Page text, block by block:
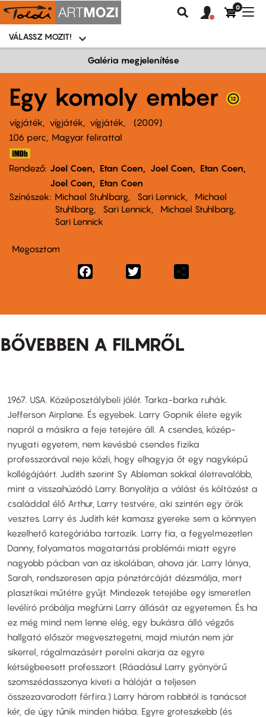
Moziválasztó
menü
VÁLASSZ MOZIT!
Keresés
Felhasználói
fiók
0
Galéria megjelenítése
Egy komoly ember
vígjáték vígjáték vígjáték
2009
106 perc,
Magyar felirattal
Rendező Joel Coen Etan Coen Joel Coen
Etan Coen
Joel Coen
Etan Coen
Színészek
Michael Stuhlbarg Sari Lennick
Michael
Stuhlbarg
Sari Lennick
Michael Stuhlbarg
Sari Lennick
Megosztom
Facebook
BŐVEBBEN A FILMRŐL
1967. USA. Középosztálybeli jólét. Tarka-barka ruhák.
Jefferson Airplane. És egyebek. Larry Gopnik élete egyik
napról a másikra a feje tetejére áll. A csendes, közép-
nyugati egyetem, nem kevésbé csendes fizika
professzorával neje közli, hogy elhagyja őt egy nagyképű
kollégájáért. Judith szerint Sy Ableman sokkal életrevalóbb,
mint a visszahúzódó Larry. Bonyolítja a válást és költözést a
családdal élő Arthur, Larry testvére, aki szintén egy örök
vesztes. Larry és Judith két kamasz gyereke sem a könnyen
kezelhető kategóriába tartozik. Larry fia, a fegyelmezetlen
Danny, folyamatos magatartási problémái miatt egyre
nagyobb pácban van az iskolában, ahova jár. Larry lánya,
Sarah, rendszeresen apja pénztárcáját dézsmálja, mert
plasztikai műtétre gyűjt. Mindezek tetejébe egy ismeretlen
levélíró próbálja megfúrni Larry állását az egyetemen. És ha
ez még mind nem lenne elég, egy bukásra álló végzős
hallgató először megvesztegetni, majd miután nem jár
sikerrel, rágalmazásért perelni akarja az egyre
kétségbeesett professzort. (Ráadásul Larry gyönyörű
szomszédasszonya kiveti a hálóját a teljesen
összezavarodott férfira.) Larry három rabbitól is tanácsot
kér, de úgy tűnik minden hiába. Egyre groteszkebb (és